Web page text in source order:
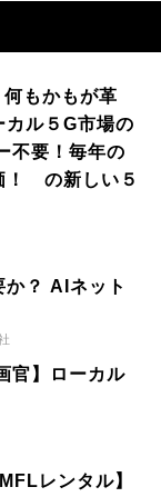
もかもが革
ル５G市場の
不要！毎年の
！ の新しい５
？ AIネット
官】ローカル
レンタル】